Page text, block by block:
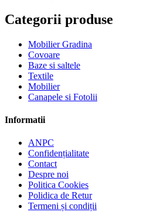
Categorii produse
Mobilier Gradina
Covoare
Baze si saltele
Textile
Mobilier
Canapele si Fotolii
Informatii
ANPC
Confidențialitate
Contact
Despre noi
Politica Cookies
Polidica de Retur
Termeni și condiții